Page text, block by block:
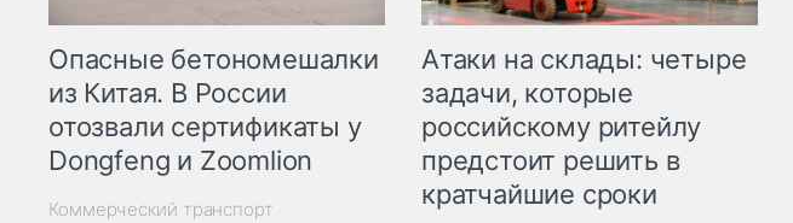
Опасные бетономешалки
из Китая. В России
отозвали сертификаты у
Dongfeng и Zoomlion
Коммерческий транспорт
Атаки на склады: четыре
задачи, которые
российскому ритейлу
предстоит решить в
кратчайшие сроки